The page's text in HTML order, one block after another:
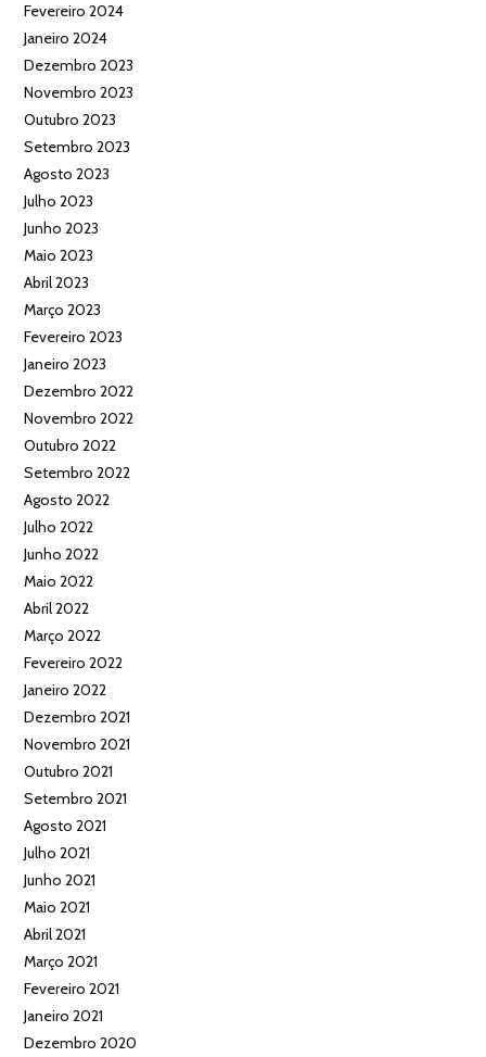
Fevereiro 2024
Janeiro 2024
Dezembro 2023
Novembro 2023
Outubro 2023
Setembro 2023
Agosto 2023
Julho 2023
Junho 2023
Maio 2023
Abril 2023
Março 2023
Fevereiro 2023
Janeiro 2023
Dezembro 2022
Novembro 2022
Outubro 2022
Setembro 2022
Agosto 2022
Julho 2022
Junho 2022
Maio 2022
Abril 2022
Março 2022
Fevereiro 2022
Janeiro 2022
Dezembro 2021
Novembro 2021
Outubro 2021
Setembro 2021
Agosto 2021
Julho 2021
Junho 2021
Maio 2021
Abril 2021
Março 2021
Fevereiro 2021
Janeiro 2021
Dezembro 2020